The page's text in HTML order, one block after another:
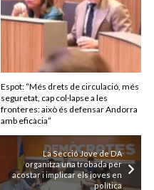
Espot: “Més drets de circulació, més
seguretat, cap col·lapse a les
fronteres: això és defensar Andorra
amb eficàcia”
La Secció Jove de DA
organitza una trobada per
acostar i implicar els joves en
política